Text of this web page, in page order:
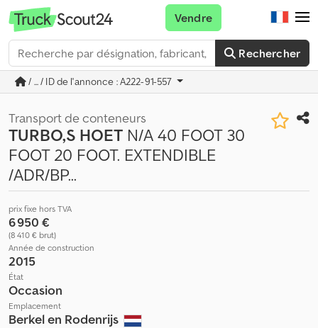
Rechercher
Vendre
/ ... / ID de l'annonce : A222-91-557
Transport de conteneurs
TURBO,S HOET N/A 40 FOOT 30
FOOT 20 FOOT. EXTENDIBLE
/ADR/BP...
prix fixe hors TVA
6 950 €
(8 410 € brut)
Année de construction
2015
État
Occasion
Emplacement
Berkel en Rodenrijs